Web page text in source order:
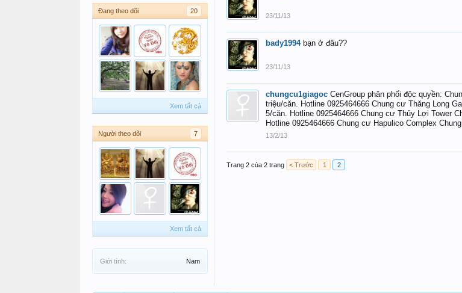
Đang theo dõi 20
Xem tất cả
Người theo dõi 7
Xem tất cả
Giới tính: Nam
23/11/13
bady1994 bạn ở đâu??
23/11/13
chungcu1giagoc CenGroup phân phối độc quyền:
triệu/căn. Hotline 0925464666 Chung cư Thăng Long
5/căn. Hotline 0925464666 Chung cư Thủy Lợi Tower
Hotline 0925464666 Chung cư Hapulico Complex
13/2/13
Trang 2 của 2 trang < Trước 1 2